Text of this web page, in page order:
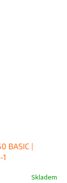
BASIC |
Skladem